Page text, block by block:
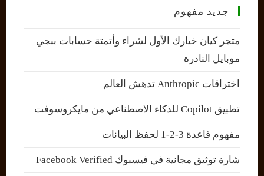
جديد مفهوم
متجر كيان خيارك الأول لشراء وأتمتة حسابات ببجي
موبايل النادرة
اختراقات Anthropic تدهش العالم
تطبيق Copilot للذكاء الاصطناعي من مايكروسوفت
مفهوم قاعدة 3-2-1 لحفظ البيانات
شارة توثيق مجانية في فيسبوك Facebook Verified